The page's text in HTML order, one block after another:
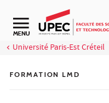
Aller au contenu
Navigation secondaire
MENU
Université Paris-Est Créteil
FORMATION LMD